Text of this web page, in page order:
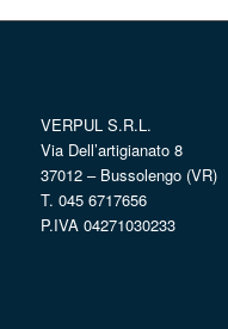
VERPUL S.R.L.
Via Dell’artigianato 8
37012 – Bussolengo (VR)
T. 045 6717656
P.IVA 04271030233